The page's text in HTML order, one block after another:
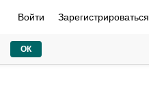
Войти Зарегистрироваться
ОК